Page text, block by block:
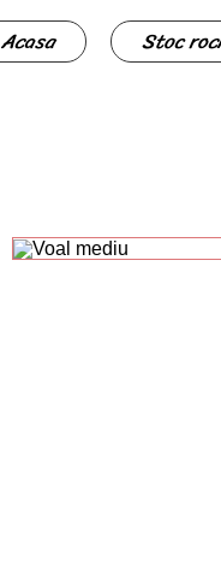
Acasa Stoc